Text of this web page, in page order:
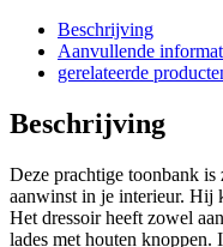
Beschrijving
Aanvullende
gerelateerde
Beschrijving
Deze prachtige toonbank is
aanwinst in je interieur. Hij
Het dressoir heeft zowel
lades met houten knoppen.